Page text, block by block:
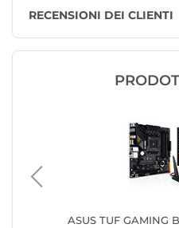
RECENSIONI DEI CLIENTI
ASUS TUF GAMING